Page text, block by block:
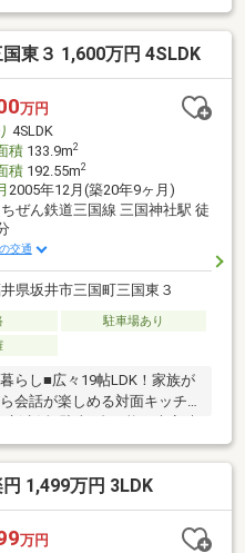
！
東３ 1,600万円 4SLDK
万円
4SLDK
積133.9m2
積192.55m2
2005年12月(築20年9ヶ月)
ちぜん鉄道三国線 三国神社駅 徒
交通
県坂井市三国町三国東３
駐車場あり
らし■広々19帖LDK！家族が
会話が楽しめる対面キッチ
ある間取りでファミリーに
気システム採用■収納充実で
がまとまった使いやすい家
ー含め生活環境良好！■2005
1,499万円 3LDK
万円